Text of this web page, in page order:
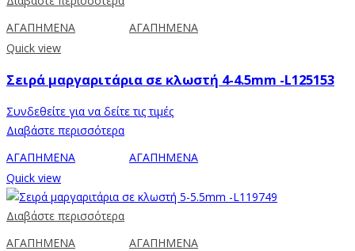
ΑΓΑΠΗΜΕΝΑ
ΑΓΑΠΗΜΕΝΑ
Quick view
Σειρά μαργαριτάρια σε κλωστή 4-4.5mm -L125153
Συνδεθείτε για να δείτε τις τιμές
Διαβάστε περισσότερα
ΑΓΑΠΗΜΕΝΑ
ΑΓΑΠΗΜΕΝΑ
Quick view
Διαβάστε περισσότερα
ΑΓΑΠΗΜΕΝΑ
ΑΓΑΠΗΜΕΝΑ